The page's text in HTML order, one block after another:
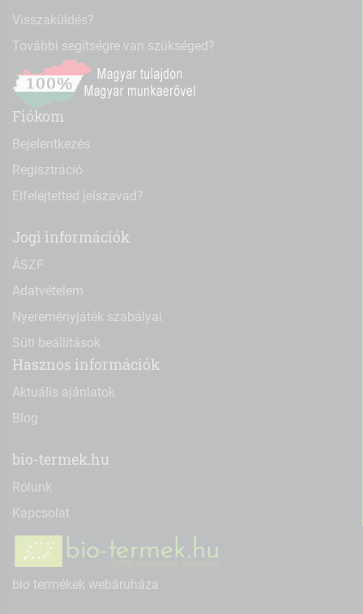
Visszaküldés?
További segítségre van szükséged?
Fiókom
Bejelentkezés
Regisztráció
Elfelejtetted jelszavad?
Jogi információk
ÁSZF
Adatvételem
Nyereményjáték szabályai
Süti beállítások
Hasznos információk
Aktuális ajánlatok
Blog
bio-termek.hu
Rólunk
Kapcsolat
bio termékek webáruháza